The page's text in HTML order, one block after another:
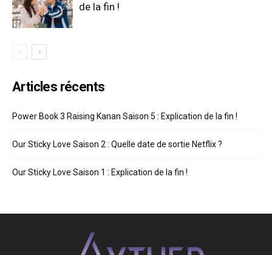
de la fin !
Articles récents
Power Book 3 Raising Kanan Saison 5 : Explication de la fin !
Our Sticky Love Saison 2 : Quelle date de sortie Netflix ?
Our Sticky Love Saison 1 : Explication de la fin !